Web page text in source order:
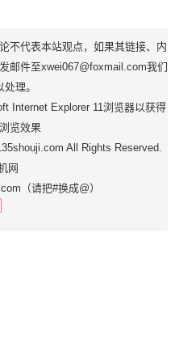
不代表本站观点，如果其链接、内
邮件至xwei067@foxmail.com我们
理。
Internet Explorer 11浏览器以获得
览效果
All Rights Reserved.
网
（请把#换成@）